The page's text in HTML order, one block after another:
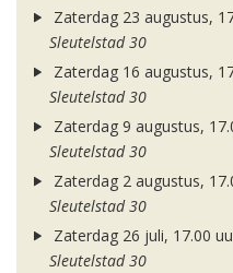
Zaterdag 23 augustus,
Sleutelstad 30
Zaterdag 16 augustus,
Sleutelstad 30
Zaterdag 9 augustus,
Sleutelstad 30
Zaterdag 2 augustus,
Sleutelstad 30
Zaterdag 26 juli, 17.00
Sleutelstad 30